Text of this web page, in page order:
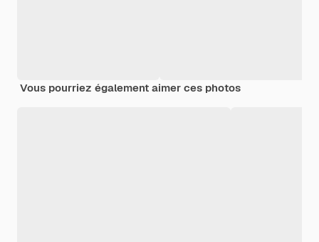
Vous pourriez également aimer ces photos